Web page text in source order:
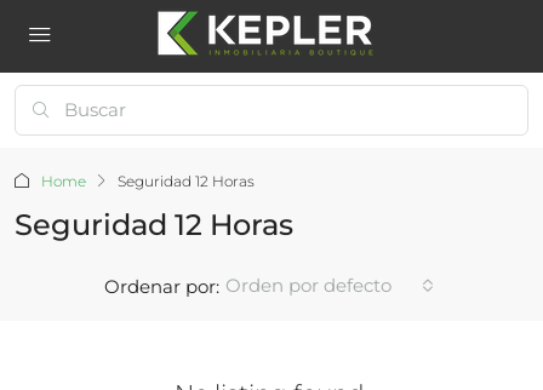
Home Seguridad 12 Horas
Seguridad 12 Horas
Ordenar por: Orden por defecto